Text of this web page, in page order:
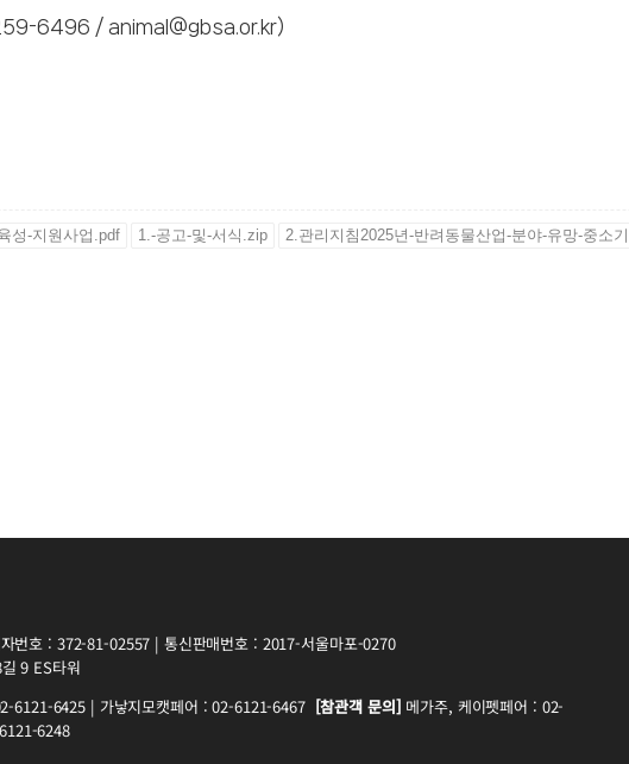
259-6496 / animal@gbsa.or.kr)
성-지원사업.pdf 1.-공고-및-서식.zip 2.관리지침2025년-반려동물산업-분야-유망-중소
번호 : 372-81-02557 | 통신판매번호 : 2017-서울마포-0270
9 ES타워
6121-6425 | 가낳지모캣페어 : 02-6121-6467 [참관객 문의] 메가주, 케이펫페어 : 02-
6248